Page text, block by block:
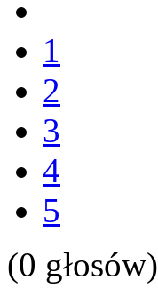
1
2
3
4
5
(0 głosów)